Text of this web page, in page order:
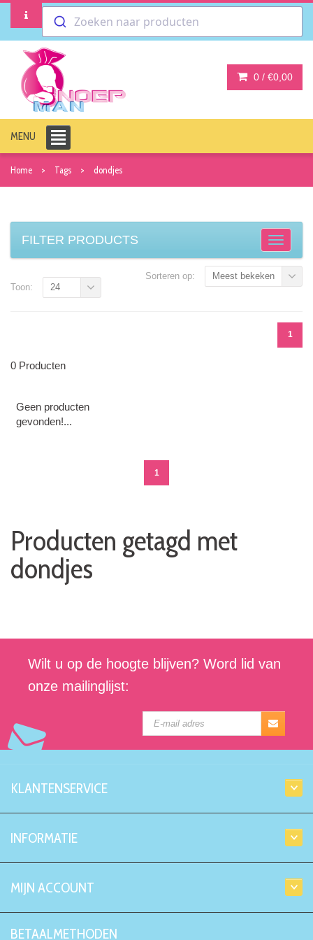
Zoeken naar producten
0 / €0,00
MENU
Home Tags dondjes
FILTER PRODUCTS
Sorteren op: Meest bekeken
1
Toon: 24
0 Producten
Geen producten
gevonden!...
1
Producten getagd met
dondjes
Wilt u op de hoogte blijven? Word lid van
onze mailinglijst:
KLANTENSERVICE
INFORMATIE
MIJN ACCOUNT
BETAALMETHODEN